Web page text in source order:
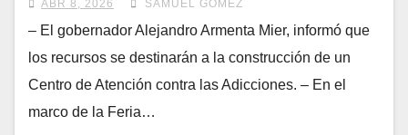
ABR 8, 2026 SAMUEL GÓMEZ
– El gobernador Alejandro Armenta Mier, informó que
los recursos se destinarán a la construcción de un
Centro de Atención contra las Adicciones. – En el
marco de la Feria…